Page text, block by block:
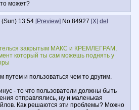
может?
13:54 [Preview] No.84927 [X] del
закрытым МАКС и КРЕМЛЕГРАМ,
который ты сам можешь поднять у
путем и пользоваться чем то другим.
- то что пользователи должны быть
отправлялись, ну и маленькая
Как решаются эти проблемы? Можно